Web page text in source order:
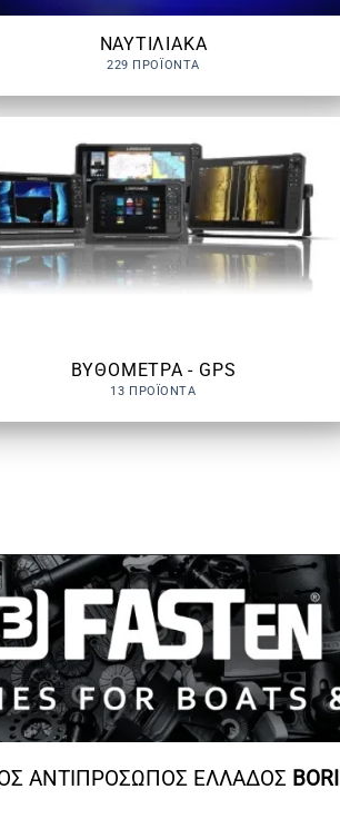
ΝΑΥΤΙΛΙΑΚΑ
229 ΠΡΟΪΌΝΤΑ
ΒΥΘΟΜΕΤΡΑ - GPS
13 ΠΡΟΪΌΝΤΑ
ΑΝΤΙΠΡΟΣΩΠΟΣ ΕΛΛΑΔΟΣ